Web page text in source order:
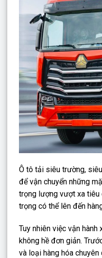
Ô tô tải siêu trường,
để vận chuyển những
trọng lượng vượt xa tiêu
trọng có thể lên đến
Tuy nhiên việc vận
không hề đơn giản.
và loại hàng hóa